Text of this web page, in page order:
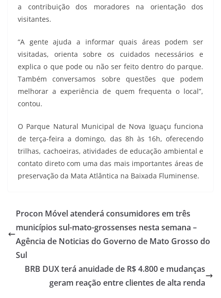
a contribuição dos moradores na orientação dos
visitantes.
“A gente ajuda a informar quais áreas podem ser
visitadas, orienta sobre os cuidados necessários e
explica o que pode ou não ser feito dentro do parque.
Também conversamos sobre questões que podem
melhorar a experiência de quem frequenta o local”,
contou.
O Parque Natural Municipal de Nova Iguaçu funciona
de terça-feira a domingo, das 8h às 16h, oferecendo
trilhas, cachoeiras, atividades de educação ambiental e
contato direto com uma das mais importantes áreas de
preservação da Mata Atlântica na Baixada Fluminense.
Procon Móvel atenderá consumidores em três
municípios sul-mato-grossenses nesta semana –
Agência de Noticias do Governo de Mato Grosso do
Sul
BRB DUX terá anuidade de R$ 4.800 e mudanças
geram reação entre clientes de alta renda